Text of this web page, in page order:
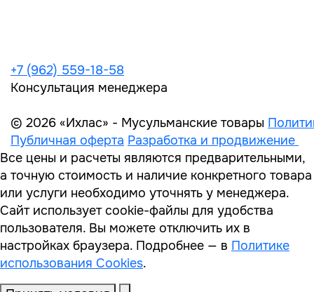
+7 (962) 559-18-58
Консультация менеджера
© 2026 «Ихлас» - Мусульманские товары
Публичная оферта Разработка и продвижение
Все цены и расчеты являются предварительными,
а точную стоимость и наличие конкретного товара
или услуги необходимо уточнять у менеджера.
Сайт использует cookie-файлы для удобства
пользователя. Вы можете отключить их в
настройках браузера. Подробнее — в Политике
использования Cookies.